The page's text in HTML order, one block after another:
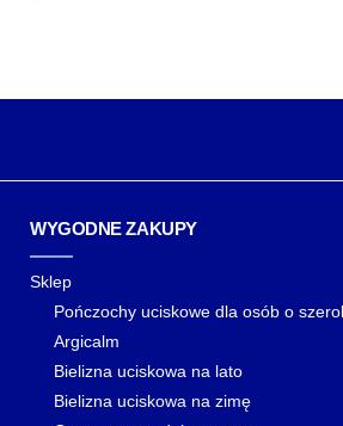
WYGODNE ZAKUPY
Sklep
Pończochy uciskowe dla osób o
Argicalm
Bielizna uciskowa na lato
Bielizna uciskowa na zimę